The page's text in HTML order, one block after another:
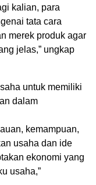
kalian, para
tata cara
merek produk agar
jelas,” ungkap
untuk memiliki
dalam
kemampuan,
usaha dan ide
ekonomi yang
usaha,”